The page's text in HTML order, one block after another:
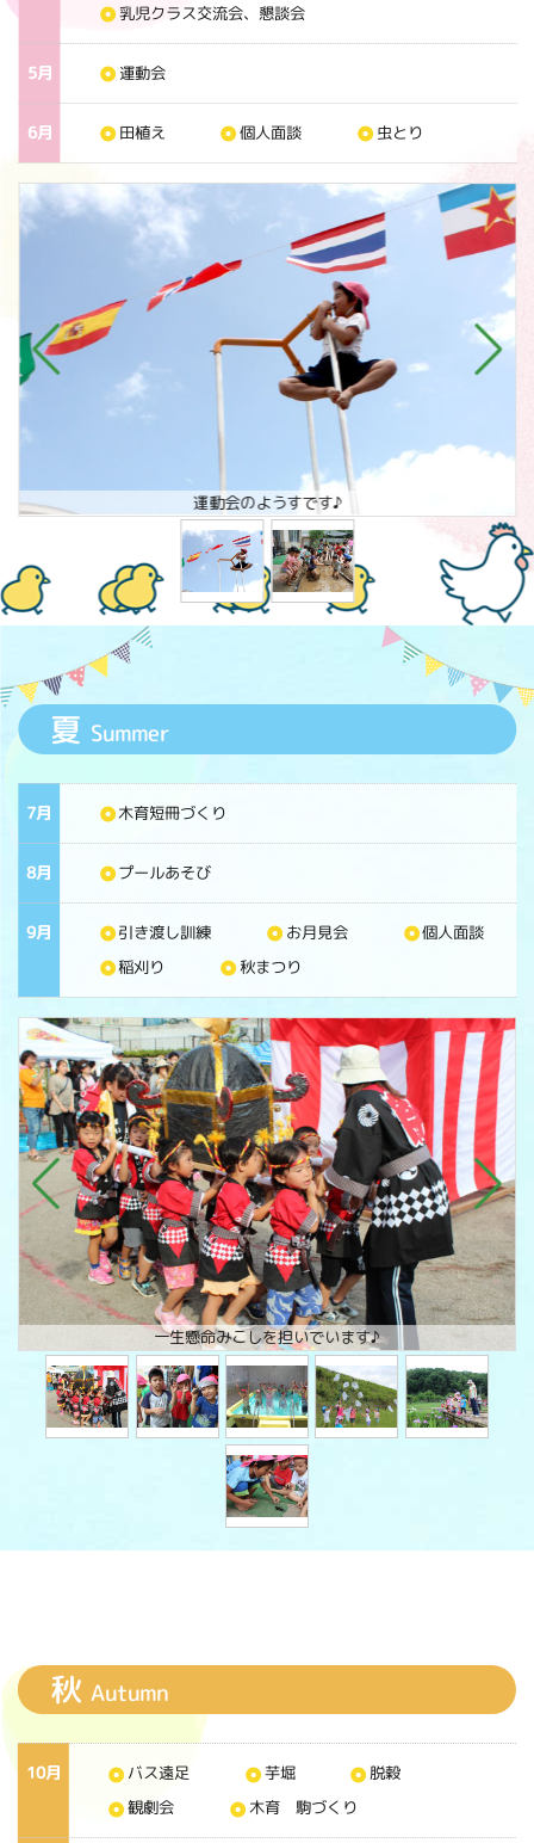
乳児クラス交流会、懇談会
5月 運動会
6月 田植え 個人面談 虫とり
運動会のようすです♪
夏 Summer
7月 木育短冊づくり
8月 プールあそび
9月 引き渡し訓練 お月見会 個人面談
稲刈り 秋まつり
一生懸命みこしを担いでいます♪
秋 Autumn
10月 バス遠足 芋堀 脱穀
観劇会 木育 駒づくり